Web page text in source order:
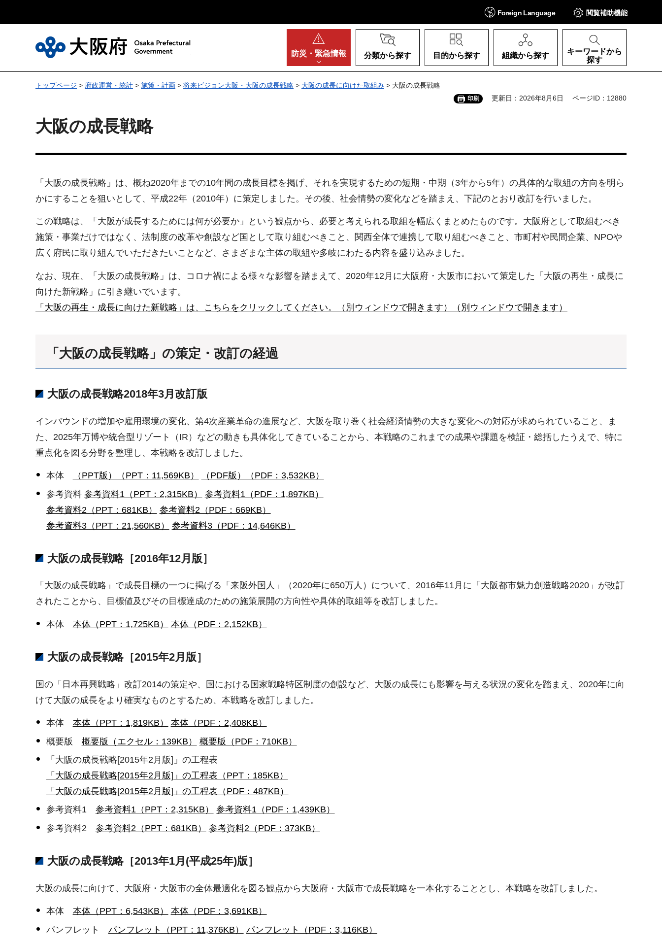
Foreign Language 閲覧補助機能
防災・ 緊急情報 分類から探す 目的から探す 組織から探す
キーワードから
探す
トップページ > 府政運営・統計 > 施策・計画 > 将来ビジョン大阪・大阪の成長戦略 > 大阪の成長に向けた取組み > 大阪の成長戦略
印刷 更新日：2026年8月6日 ページID：12880
大阪の成長戦略
「大阪の成長戦略」は、概ね2020年までの10年間の成長目標を掲げ、それを実現するための短期・中期（3年から5年）の具体的な取組の方向を明ら
かにすることを狙いとして、平成22年（2010年）に策定しました。その後、社会情勢の変化などを踏まえ、下記のとおり改訂を行いました。
この戦略は、「大阪が成長するためには何が必要か」という観点から、必要と考えられる取組を幅広くまとめたものです。大阪府として取組むべき
施策・事業だけではなく、法制度の改革や創設など国として取り組むべきこと、関西全体で連携して取り組むべきこと、市町村や民間企業、NPOや
広く府民に取り組んでいただきたいことなど、さまざまな主体の取組や多岐にわたる内容を盛り込みました。
なお、現在、「大阪の成長戦略」は、コロナ禍による様々な影響を踏まえて、2020年12月に大阪府・大阪市において策定した「大阪の再生・成長に
向けた新戦略」に引き継いでいます。
「大阪の再生・成長に向けた新戦略」は、こちらをクリックしてください。（別ウィンドウで開きます）（別ウィンドウで開きます）
「大阪の成長戦略」の策定・改訂の経過
大阪の成長戦略2018年3月改訂版
インバウンドの増加や雇用環境の変化、第4次産業革命の進展など、大阪を取り巻く社会経済情勢の大きな変化への対応が求められていること、ま
た、2025年万博や統合型リゾート（IR）などの動きも具体化してきていることから、本戦略のこれまでの成果や課題を検証・総括したうえで、特に
重点化を図る分野を整理し、本戦略を改訂しました。
本体 （PPT版）（PPT：11,569KB）
（PDF版）（PDF：3,532KB）
参考資料 参考資料1（PPT：2,315KB）
参考資料1（PDF：1,897KB）
参考資料2（PPT：681KB）
参考資料2（PDF：669KB）
参考資料3（PPT：21,560KB）
参考資料3（PDF：14,646KB）
大阪の成長戦略［2016年12月版］
「大阪の成長戦略」で成長目標の一つに掲げる「来阪外国人」（2020年に650万人）について、2016年11月に「大阪都市魅力創造戦略2020」が改訂
されたことから、目標値及びその目標達成のための施策展開の方向性や具体的取組等を改訂しました。
本体 本体（PPT：1,725KB） 本体（PDF：2,152KB）
大阪の成長戦略［2015年2月版］
国の「日本再興戦略」改訂2014の策定や、国における国家戦略特区制度の創設など、大阪の成長にも影響を与える状況の変化を踏まえ、2020年に向
けて大阪の成長をより確実なものとするため、本戦略を改訂しました。
本体 本体（PPT：1,819KB）
本体（PDF：2,408KB）
概要版 概要版（エクセル：139KB）
概要版（PDF：710KB）
「大阪の成長戦略[2015年2月版]」の工程表
「大阪の成長戦略[2015年2月版]」の工程表（PPT：185KB）
「大阪の成長戦略[2015年2月版]」の工程表（PDF：487KB）
参考資料1 参考資料1（PPT：2,315KB）
参考資料1（PDF：1,439KB）
参考資料2 参考資料2（PPT：681KB） 参考資料2（PDF：373KB）
大阪の成長戦略［2013年1月(平成25年)版］
大阪の成長に向けて、大阪府・大阪市の全体最適化を図る観点から大阪府・大阪市で成長戦略を一本化することとし、本戦略を改訂しました。
本体 本体（PPT：6,543KB）
本体（PDF：3,691KB）
パンフレット パンフレット（PPT：11,376KB）
パンフレット（PDF：3,116KB）